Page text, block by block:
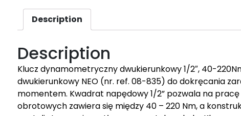
Description
Description
Klucz dynamometryczny dwukierunkowy 1/2″, 40-
dwukierunkowy NEO (nr. ref. 08-835) do dokręcania
momentem. Kwadrat napędowy 1/2” pozwala na
obrotowych zawiera się między 40 – 220 Nm, a